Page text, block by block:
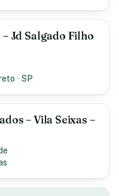
Jd Salgado Filho
·SP
– Vila Seixas –